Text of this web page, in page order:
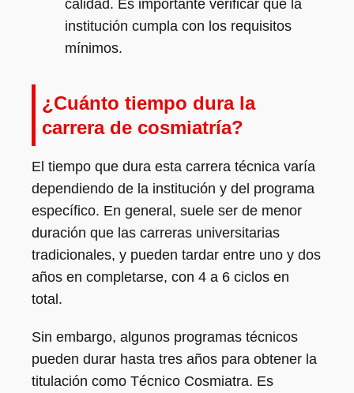
calidad. Es importante verificar que la
institución cumpla con los requisitos
mínimos.
¿Cuánto tiempo dura la
carrera de cosmiatría?
El tiempo que dura esta carrera técnica varía
dependiendo de la institución y del programa
específico. En general, suele ser de menor
duración que las carreras universitarias
tradicionales, y pueden tardar entre uno y dos
años en completarse, con 4 a 6 ciclos en
total.
Sin embargo, algunos programas técnicos
pueden durar hasta tres años para obtener la
titulación como Técnico Cosmiatra. Es